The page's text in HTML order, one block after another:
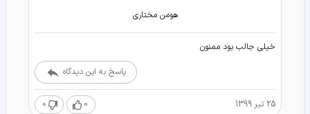
هومن مختارى
خیلی جالب بود ممنون
پاسخ به این دیدگاه
25 تیر 1399 0
0